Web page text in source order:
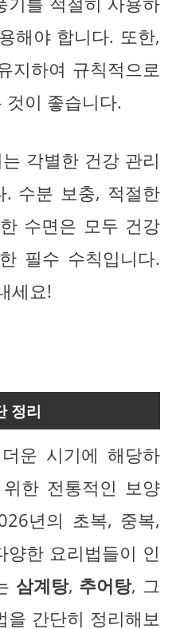
해야 합니다. 또한,
지하여 규칙적으로
것이 좋습니다.
각별한 건강 관리
. 수분 보충, 적절한
수면은 모두 건강
필수 수칙입니다.
세요!
정리
운 시기에 해당하
한 전통적인 보양
년의 초복, 중복,
양한 요리법들이 인
삼계탕, 추어탕, 그
을 간단히 정리해보